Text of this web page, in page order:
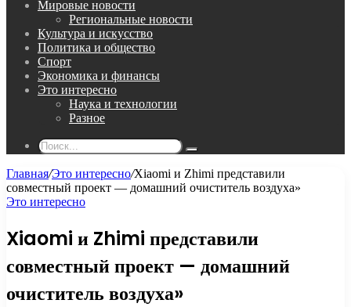
Мировые новости
Региональные новости
Культура и искусство
Политика и общество
Спорт
Экономика и финансы
Это интересно
Наука и технологии
Разное
Поиск...
Главная/Это интересно/Xiaomi и Zhimi представили
совместный проект — домашний очиститель воздуха»
Это интересно
Xiaomi и Zhimi представили
совместный проект — домашний
очиститель воздуха»